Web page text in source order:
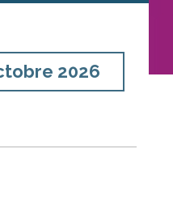
2026